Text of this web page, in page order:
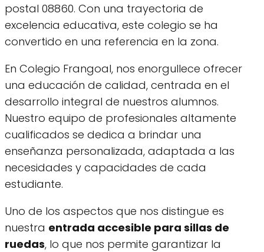
postal 08860. Con una trayectoria de
excelencia educativa, este colegio se ha
convertido en una referencia en la zona.
En Colegio Frangoal, nos enorgullece ofrecer
una educación de calidad, centrada en el
desarrollo integral de nuestros alumnos.
Nuestro equipo de profesionales altamente
cualificados se dedica a brindar una
enseñanza personalizada, adaptada a las
necesidades y capacidades de cada
estudiante.
Uno de los aspectos que nos distingue es
nuestra entrada accesible para sillas de
ruedas, lo que nos permite garantizar la